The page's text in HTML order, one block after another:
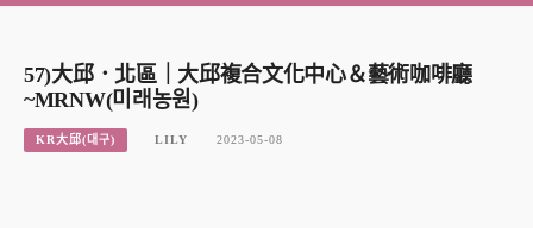
57)大邱．北區｜大邱複合文化中心＆藝術咖啡廳
~MRNW(미래농원)
KR大邱(대구) LILY 2023-05-08